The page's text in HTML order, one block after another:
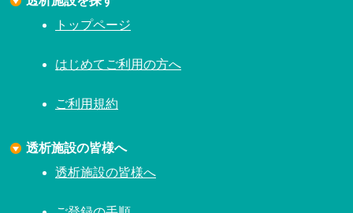
トップページ
はじめてご利用の方へ
ご利用規約
透析施設の皆様へ
透析施設の皆様へ